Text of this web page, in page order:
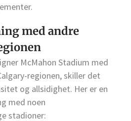
med andre
McMahon Stadium med
regionen, skiller det
og allsidighet. Her er en
med noen
stadioner: